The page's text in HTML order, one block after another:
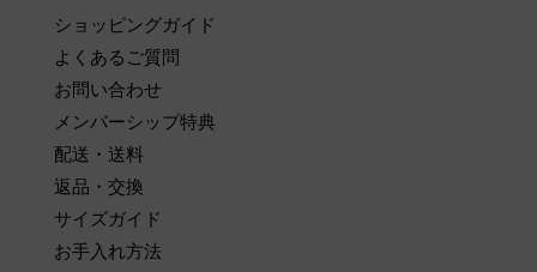
ショッピングガイド
よくあるご質問
お問い合わせ
メンバーシップ特典
配送・送料
返品・交換
サイズガイド
お手入れ方法